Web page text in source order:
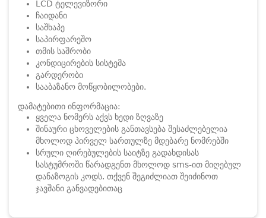
LCD ტელევიზორი
ჩაიდანი
საშხაპე
საპირფარეშო
თმის საშრობი
კონდიცირების სისტემა
გარდერობი
სააბაზანო მოწყობილობები.
დამატებითი ინფორმაცია:
ყველა ნომერს აქვს ხედი ზღვაზე
შინაური ცხოველების განთავსება შესაძლებელია
მხოლოდ პირველ სართულზე მდებარე ნომრებში
სრული ღირებულების საიტზე გადახდისას
სასტუმროში წარადგენთ მხოლოდ sms-ით მიღებულ
დანაზოგის კოდს. თქვენ შეგიძლიათ შეიძინოთ
ჯავშანი განვადებითაც